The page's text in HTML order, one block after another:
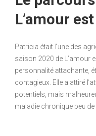
L’amour
Patricia était l’une des
saison 2020 de L’amour
personnalité attachante,
contagieux. Elle a attiré
potentiels, mais
maladie chronique peu